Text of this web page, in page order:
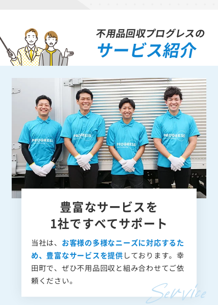
不用品回収プログレスの
サービス紹介
豊富なサービスを
1社ですべてサポート
当社は、 お客様の多様なニーズに対応するた
め、豊富なサービスを提供しております。幸
田町で、ぜひ不用品回収と組み合わせてご依
頼ください。